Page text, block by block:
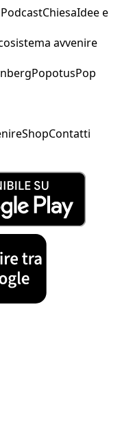
PodcastChiesaIdee e
avvenire
PopotusPop
ShopContatti